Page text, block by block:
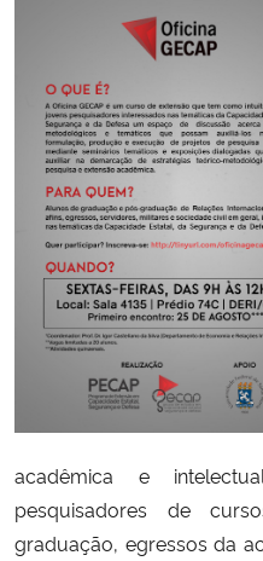
Ministério da Ciência, Tecnologia,
Ministério do Meio Ambiente
Ministério do Turismo
Ministério do Desenvolvimento
Controladoria-Geral da União
Ministério da Mulher, da Família e
Secretaria-Geral
Secretaria de Governo
Gabinete de Segurança Institucional
acadêmica e
pesquisadores de
graduação, egressos da